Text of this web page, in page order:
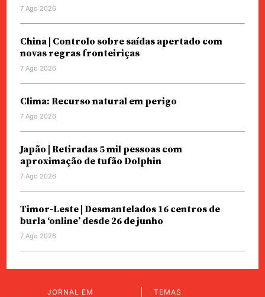
7 Ago 2026
China | Controlo sobre saídas apertado com
novas regras fronteiriças
7 Ago 2026
Clima: Recurso natural em perigo
7 Ago 2026
Japão | Retiradas 5 mil pessoas com
aproximação de tufão Dolphin
7 Ago 2026
Timor-Leste | Desmantelados 16 centros de
burla ‘online’ desde 26 de junho
7 Ago 2026
JORNAL EM
TEMAS